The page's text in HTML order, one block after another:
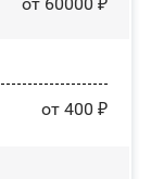
от 400 ₽